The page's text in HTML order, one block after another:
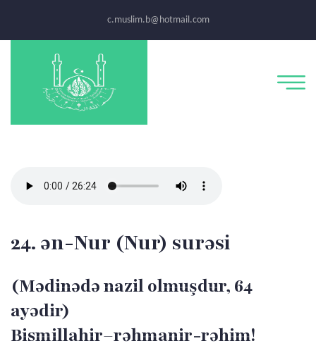
c.muslim.b@hotmail.com
24. ən-Nur (Nur) surəsi
(Mədinədə nazil olmuşdur, 64
ayədir)
Bismillahir–rəhmanir-rəhim!